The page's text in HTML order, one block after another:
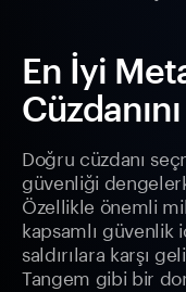
En İyi
Doğru cüzdanı
güvenliği
Özellikle önemli
kapsamlı
saldırılara karşı
Tangem gibi bir